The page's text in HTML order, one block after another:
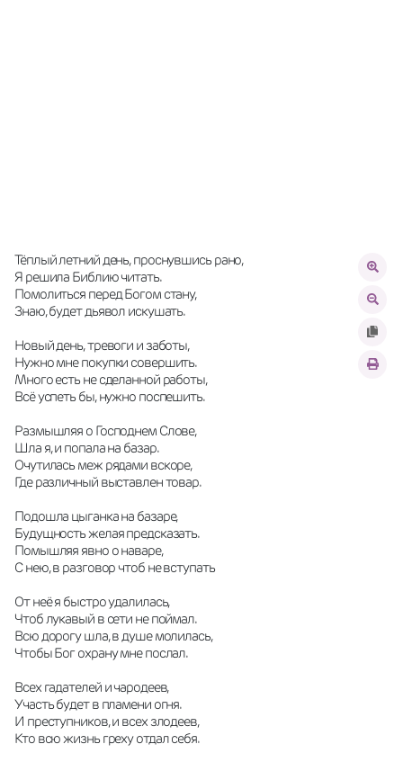
Тёплый летний день, проснувшись рано,
Я решила Библию читать.
Помолиться перед Богом стану,
Знаю, будет дьявол искушать.
Новый день, тревоги и заботы,
Нужно мне покупки совершить.
Много есть не сделанной работы,
Всё успеть бы, нужно поспешить.
Размышляя о Господнем Слове,
Шла я, и попала на базар.
Очутилась меж рядами вскоре,
Где различный выставлен товар.
Подошла цыганка на базаре,
Будущность желая предсказать.
Помышляя явно о наваре,
С нею, в разговор чтоб не вступать
От неё я быстро удалилась,
Чтоб лукавый в сети не поймал.
Всю дорогу шла, в душе молилась,
Чтобы Бог охрану мне послал.
Всех гадателей и чародеев,
Участь будет в пламени огня.
И преступников, и всех злодеев,
Кто всю жизнь греху отдал себя.